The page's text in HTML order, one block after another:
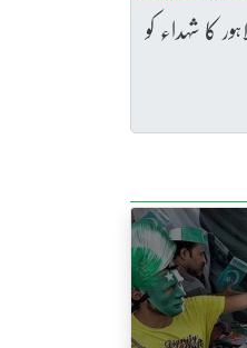
کا شہداء کو